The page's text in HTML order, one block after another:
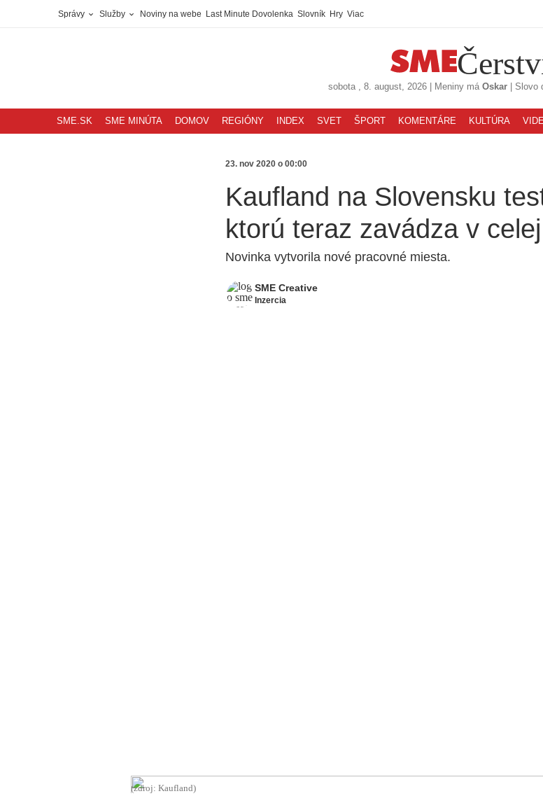
Správy Služby Noviny na webe Last Minute Dovolenka Slovník Hry Viac
sobota , 8. august, 2026| Meniny má Oskar| Slovo
SME.SK SME MINÚTA DOMOV REGIÓNY INDEX SVET ŠPORT KOMENTÁRE KULTÚRA
23. nov 2020 o 00:00
Kaufland na Slovensku
ktorú teraz zavádza v
Novinka vytvorila nové pracovné miesta.
SME Creative
Inzercia
(zdroj: Kaufland)